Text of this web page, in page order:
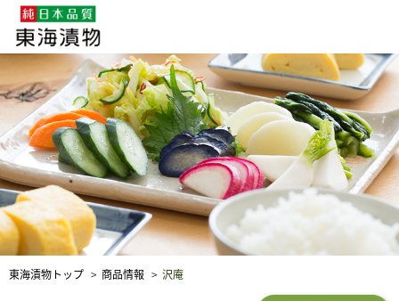
企業・採用情報 社会貢献 品質保証
東海漬物トップ 商品情報 沢庵